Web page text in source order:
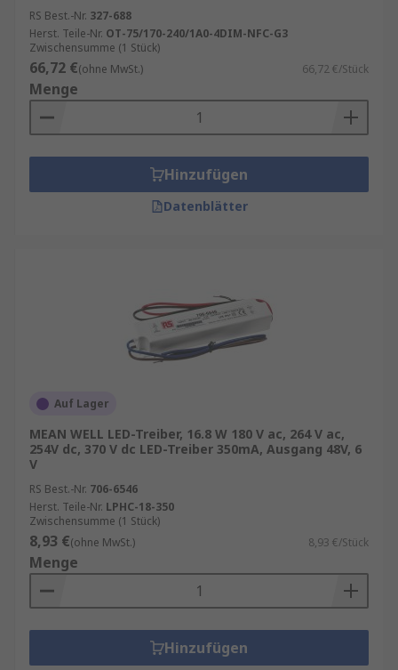
RS Best.-Nr. 327-688
Herst. Teile-Nr. OT-75/170-240/1A0-4DIM-NFC-G3
Zwischensumme (1 Stück)
66,72 €(ohne MwSt.) 66,72 €/Stück
Menge
Hinzufügen
Datenblätter
Auf Lager
MEAN WELL LED-Treiber, 16.8 W 180 V ac, 264 V ac,
254V dc, 370 V dc LED-Treiber 350mA, Ausgang 48V, 6
V
RS Best.-Nr. 706-6546
Herst. Teile-Nr. LPHC-18-350
Zwischensumme (1 Stück)
8,93 €(ohne MwSt.) 8,93 €/Stück
Menge
Hinzufügen